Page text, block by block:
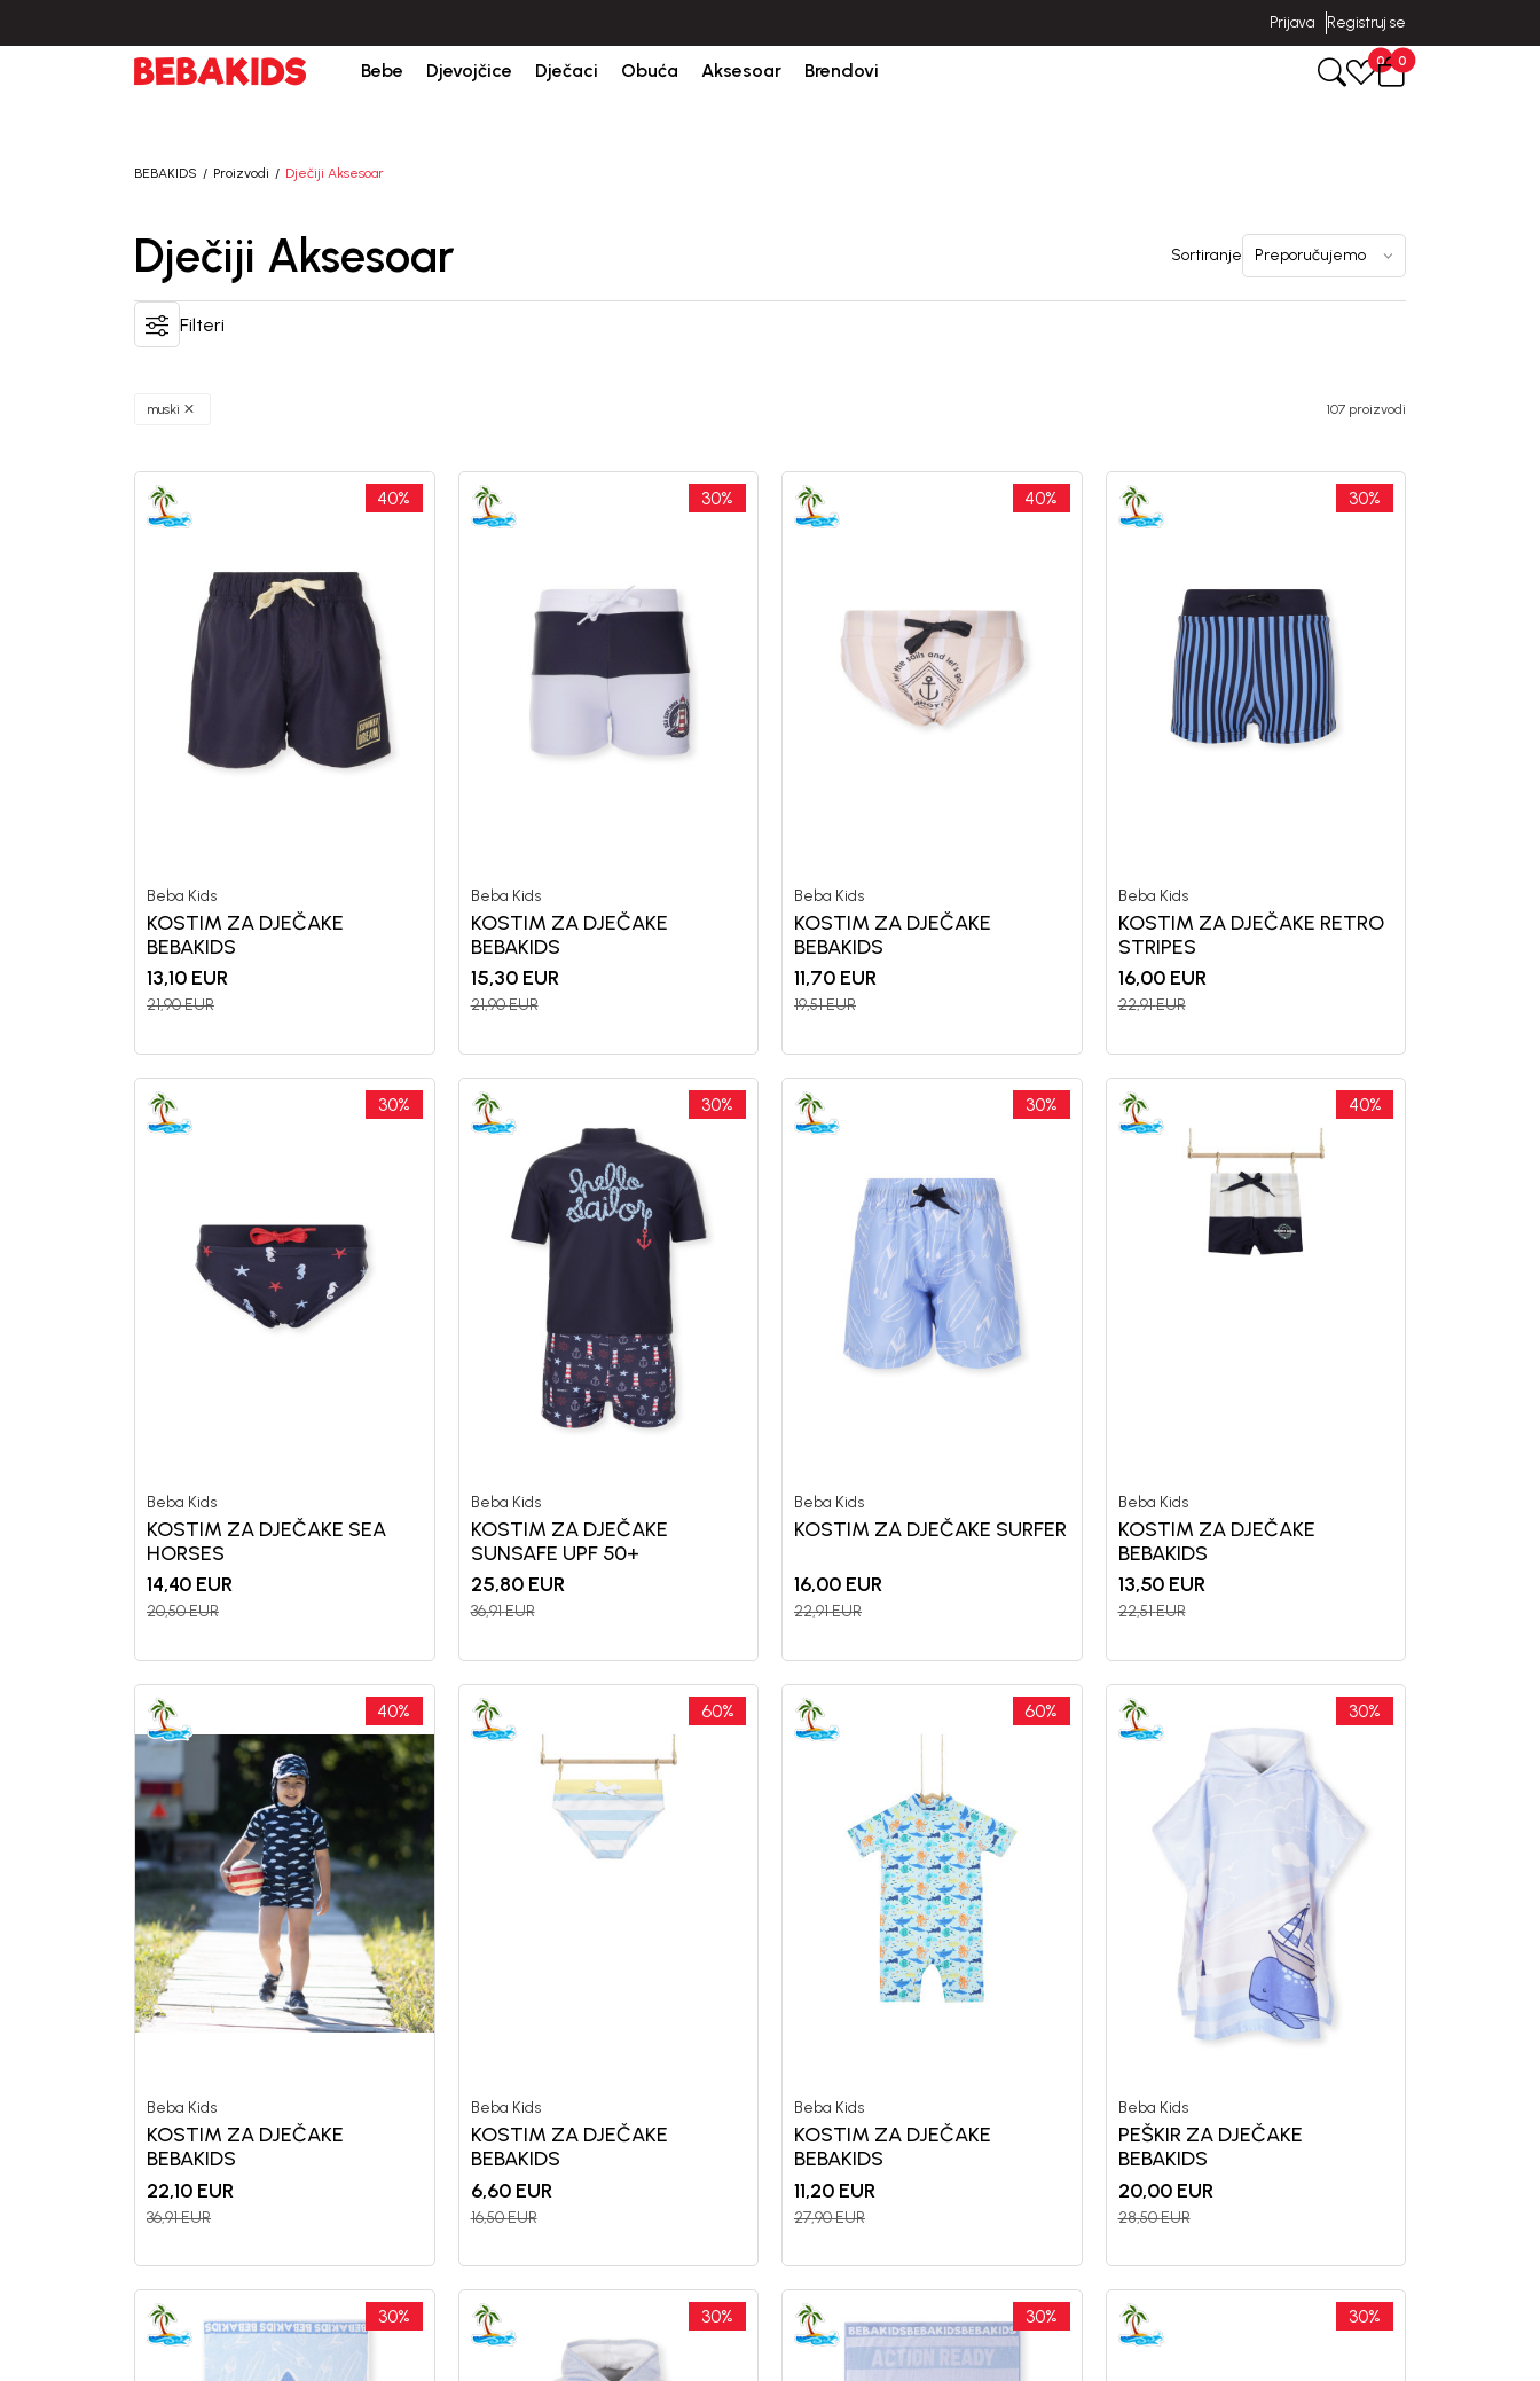
Prijava Registruj se
Bebe Djevojčice Dječaci Obuća Aksesoar Brendovi 0 0
BEBAKIDS Proizvodi Dječiji Aksesoar
Dječiji Aksesoar Sortiranje
Filteri
muski 107 proizvodi
40%
Beba Kids
KOSTIM ZA DJEČAKE
BEBAKIDS
13,10 EUR
21,90EUR
30%
Beba Kids
KOSTIM ZA DJEČAKE
BEBAKIDS
15,30 EUR
21,90EUR
40%
Beba Kids
KOSTIM ZA DJEČAKE
BEBAKIDS
11,70 EUR
19,51EUR
30%
Beba Kids
KOSTIM ZA DJEČAKE RETRO
STRIPES
16,00 EUR
22,91EUR
30%
Beba Kids
KOSTIM ZA DJEČAKE SEA
HORSES
14,40 EUR
20,50EUR
30%
Beba Kids
KOSTIM ZA DJEČAKE
SUNSAFE UPF 50+
25,80 EUR
36,91EUR
30%
Beba Kids
KOSTIM ZA DJEČAKE SURFER
16,00 EUR
22,91EUR
40%
Beba Kids
KOSTIM ZA DJEČAKE
BEBAKIDS
13,50 EUR
22,51EUR
40%
Beba Kids
KOSTIM ZA DJEČAKE
BEBAKIDS
22,10 EUR
36,91EUR
60%
Beba Kids
KOSTIM ZA DJEČAKE
BEBAKIDS
6,60 EUR
16,50EUR
60%
Beba Kids
KOSTIM ZA DJEČAKE
BEBAKIDS
11,20 EUR
27,90EUR
30%
Beba Kids
PEŠKIR ZA DJEČAKE
BEBAKIDS
20,00 EUR
28,50EUR
30% 30% 30% 30%
Registruj se i osvoji
10%POPUSTA